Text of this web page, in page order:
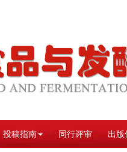
投稿指南 同行评审 出版